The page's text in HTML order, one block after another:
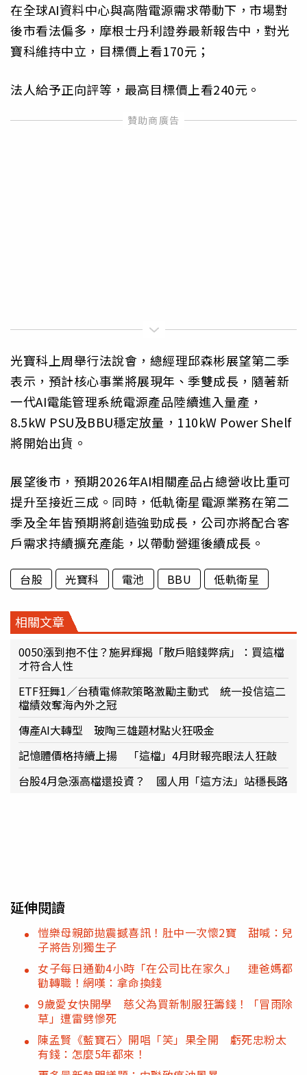
在全球AI資料中心與高階電源需求帶動下，市場對
後市看法偏多，摩根士丹利證券最新報告中，對光
寶科維持中立，目標價上看170元；
法人給予正向評等，最高目標價上看240元。
光寶科上周舉行法說會，總經理邱森彬展望第二季
表示，預計核心事業將展現年、季雙成長，隨著新
一代AI電能管理系統電源產品陸續進入量產，
8.5kW PSU及BBU穩定放量，110kW Power Shelf
將開始出貨。
展望後市，預期2026年AI相關產品占總營收比重可
提升至接近三成。同時，低軌衛星電源業務在第二
季及全年皆預期將創造強勁成長，公司亦將配合客
戶需求持續擴充產能，以帶動營運後續成長。
台股 光寶科 電池 BBU 低軌衛星
相關文章
0050漲到抱不住？施昇輝揭「散戶賠錢弊病」：買這檔
才符合人性
ETF狂舞1／台積電條款策略激勵主動式 統一投信這二
檔績效奪海內外之冠
傳產AI大轉型 玻陶三雄題材點火狂吸金
記憶體價格持續上揚 「這檔」4月財報亮眼法人狂敲
台股4月急漲高檔還投資？ 國人用「這方法」站穩長路
延伸閱讀
愷樂母親節拋震撼喜訊！肚中一次懷2寶 甜喊：兒
子將告別獨生子
女子每日通勤4小時「在公司比在家久」 連爸媽都
勸轉職！網嘆：拿命換錢
9歲愛女快開學 慈父為買新制服狂籌錢！「冒雨除
草」遭雷劈慘死
陳孟賢《藍寶石〉開唱「笑」果全開 虧死忠粉太
有錢：怎麼5年都來！